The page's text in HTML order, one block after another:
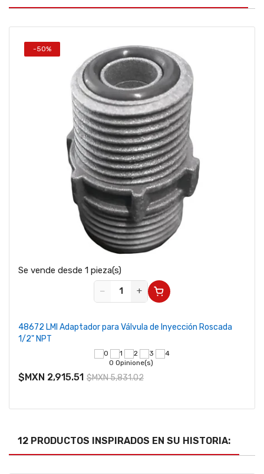
-50%
Se vende desde 1 pieza(s)
−
+
48672 LMI Adaptador para Válvula de Inyección Roscada
1/2" NPT
0 Opinione(s)
$MXN 2,915.51 $MXN 5,831.02
12 PRODUCTOS INSPIRADOS EN SU HISTORIA: